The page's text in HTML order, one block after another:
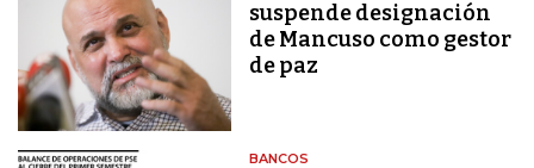
suspende designación
de Mancuso como gestor
de paz
BANCOS